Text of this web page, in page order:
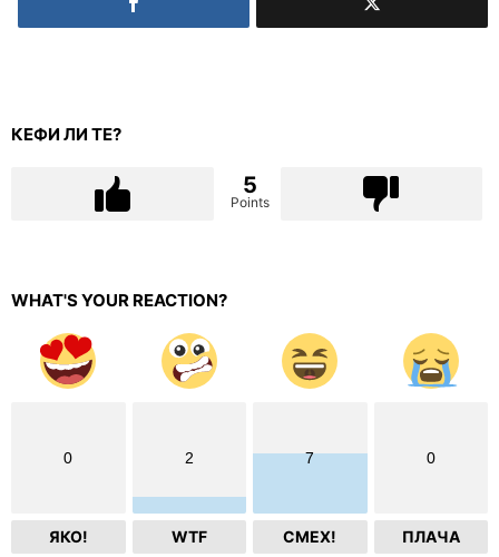
КЕФИ ЛИ ТЕ?
5
Points
WHAT'S YOUR REACTION?
0
ЯКО!
2
WTF
7
СМЕХ!
0
ПЛАЧА